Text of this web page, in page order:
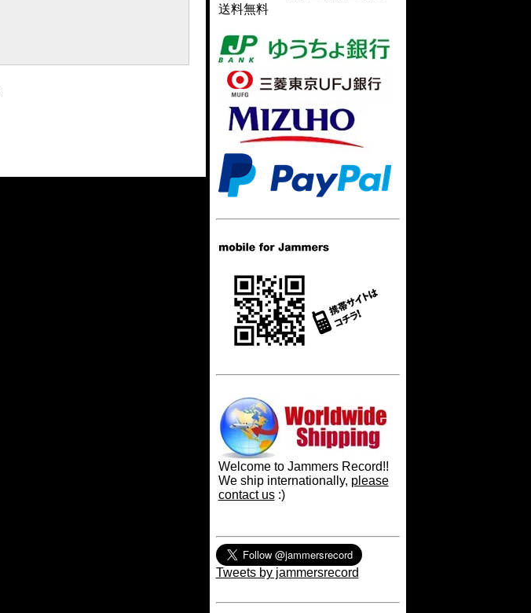
送料無料
Welcome to Jammers Record!!
We ship internationally, please
contact us:)
Tweets by jammersrecord